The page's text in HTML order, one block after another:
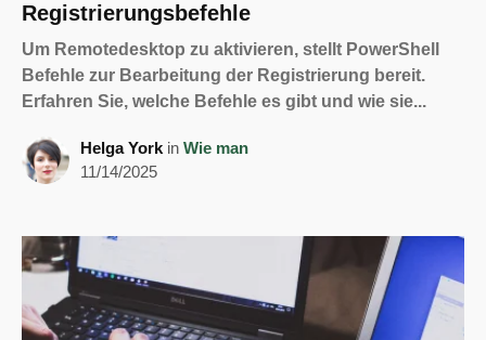
Registrierungsbefehle
Um Remotedesktop zu aktivieren, stellt PowerShell
Befehle zur Bearbeitung der Registrierung bereit.
Erfahren Sie, welche Befehle es gibt und wie sie...
Helga York in Wie man
11/14/2025